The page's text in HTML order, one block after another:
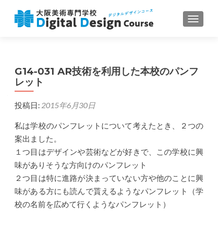
ナビゲ
G14-031 AR技術を利用した本校のパンフ
レット
投稿日: 2015年6月30日
私は学校のパンフレットについて考えたとき、２つの
案出ました。
１つ目はデザインや芸術などが好きで、この学校に興
味がありそうな方向けのパンフレット
２つ目は特に進路が決まっていない方や他のことに興
味がある方にも読んで貰えるようなパンフレット（学
校の名前を広めて行くようなパンフレット）